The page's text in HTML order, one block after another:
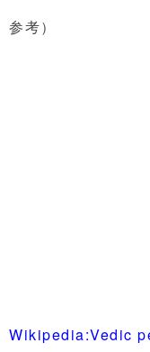
参考）
Wikipedia:Vedic